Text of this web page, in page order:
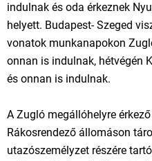
indulnak és oda érkeznek
helyett. Budapest- Szeged
vonatok munkanapokon
onnan is indulnak, hétvégén
és onnan is indulnak.
A Zugló megállóhelyre
Rákosrendező állomáson
utazószemélyzet részére